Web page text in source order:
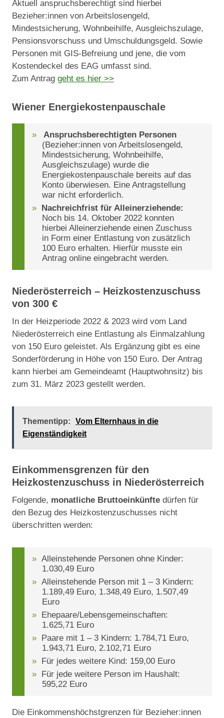
Aktuell anspruchsberechtigt sind hierbei
Bezieher:innen von Arbeitslosengeld,
Mindestsicherung, Wohnbeihilfe, Ausgleichszulage,
Pensionsvorschuss und Umschuldungsgeld. Sowie
Personen mit GIS-Befreiung und jene, die vom
Kostendeckel des EAG umfasst sind.
Zum Antrag geht es hier >>
Wiener Energiekostenpauschale
Anspruchsberechtigten Personen
(Bezieher:innen von Arbeitslosengeld,
Mindestsicherung, Wohnbeihilfe,
Ausgleichszulage) wurde die
Energiekostenpauschale bereits auf das
Konto überwiesen. Eine Antragstellung
war nicht erforderlich.
Nachreichfrist für Alleinerziehende:
Noch bis 14. Oktober 2022 konnten
hierbei Alleinerziehende einen Zuschuss
in Form einer Entlastung von zusätzlich
100 Euro erhalten. Hierfür musste ein
Antrag online eingebracht werden.
Niederösterreich – Heizkostenzuschuss
von 300 €
In der Heizperiode 2022 & 2023 wird vom Land
Niederösterreich eine Entlastung als Einmalzahlung
von 150 Euro geleistet. Als Ergänzung gibt es eine
Sonderförderung in Höhe von 150 Euro. Der Antrag
kann hierbei am Gemeindeamt (Hauptwohnsitz) bis
zum 31. März 2023 gestellt werden.
Thementipp:
Vom Elternhaus in die
Eigenständigkeit
Einkommensgrenzen für den
Heizkostenzuschuss in Niederösterreich
Folgende, monatliche Bruttoeinkünfte dürfen für
den Bezug des Heizkostenzuschusses nicht
überschritten werden:
Alleinstehende Personen ohne Kinder:
1.030,49 Euro
Alleinstehende Person mit 1 – 3 Kindern:
1.189,49 Euro, 1.348,49 Euro, 1.507,49
Euro
Ehepaare/Lebensgemeinschaften:
1.625,71 Euro
Paare mit 1 – 3 Kindern: 1.784,71 Euro,
1.943,71 Euro, 2.102,71 Euro
Für jedes weitere Kind: 159,00 Euro
Für jede weitere Person im Haushalt:
595,22 Euro
Die Einkommenshöchstgrenzen für Bezieher:innen